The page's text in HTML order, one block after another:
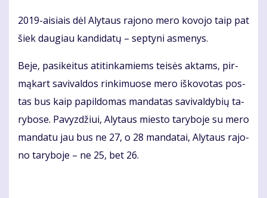
2019-ai­siais dėl Aly­taus ra­jo­no me­ro ko­vo­jo taip pat
šiek dau­giau kan­di­da­tų – sep­ty­ni as­me­nys.
Be­je, pa­si­kei­tus ati­tin­ka­miems tei­sės ak­tams, pir­
mą­kart sa­vi­val­dos rin­ki­muo­se me­ro iš­ko­vo­tas pos­
tas bus kaip pa­pil­do­mas man­da­tas sa­vi­val­dy­bių ta­
ry­bo­se. Pa­vyz­džiui, Aly­taus mies­to ta­ry­bo­je su me­ro
man­da­tu jau bus ne 27, o 28 man­da­tai, Aly­taus ra­jo­
no ta­ry­bo­je – ne 25, bet 26.